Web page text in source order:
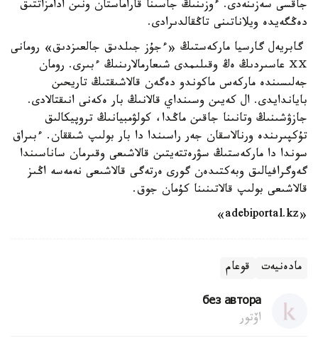
جاقسى سەزىنەدى. ءوزىنىڭ جاسىنا قاراماستان ونىن ادامزاتتىق
دەڭگەيدە ويلاناتىنى تاڭقالدىرادى.
گابريەل گارسيا ماركەستىڭ «ءجۇز جىلدىق جالعىزدىق» رومانى
ⅩⅩ عاسىردىڭ ەڭ وقىلىمدى شىعارمالارىنىڭ ءبىرى. رومان
جەلىسىندە ماركەس ماكوندو دەگەن قالاشىقتىڭ تاريحىن
باياندايدى. ال كەيىن وسىنداي قالانىڭ بار ەكەنى انىقتالادى.
جازۋشىنىڭ وتانىنا جاقىن ماڭدا، كولۋمبيانىڭ تروپيكالىق
تۇكپىرىندە ورنالاسقان جەر راسىندا دا بار بولىپ شىققان. ءبىراق
سوندا دا ماركەستىڭ سۋرەتتەيتىن قالاشىعى وقىرمان ساناسىندا
گەوگرافيالىق وبەكتىدەن گورى ەرتەگى قالاشىعى نەمەسە اڭىز
قالاشىعى بولىپ قالاتىنىنا كۇمان جوق.
«adebiportal.kz»
مادەنيەت قوعام
без автора
اۆتور